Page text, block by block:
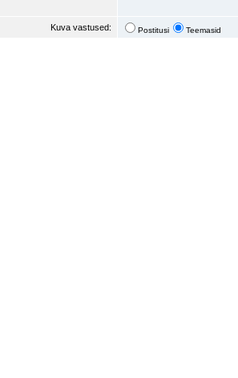
Kuva vastused: Postitusi Teemasid